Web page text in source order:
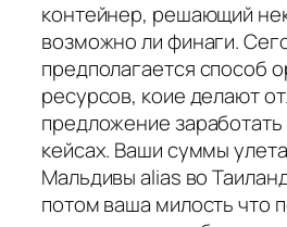
контейнер, решающий
возможно ли финаги.
предполагается способ
ресурсов, коие делают
предложение
кейсах. Ваши суммы
Мальдивы alias во
потом ваша милость что